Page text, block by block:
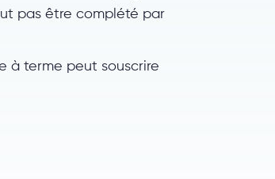
pas être complété par
à terme peut souscrire